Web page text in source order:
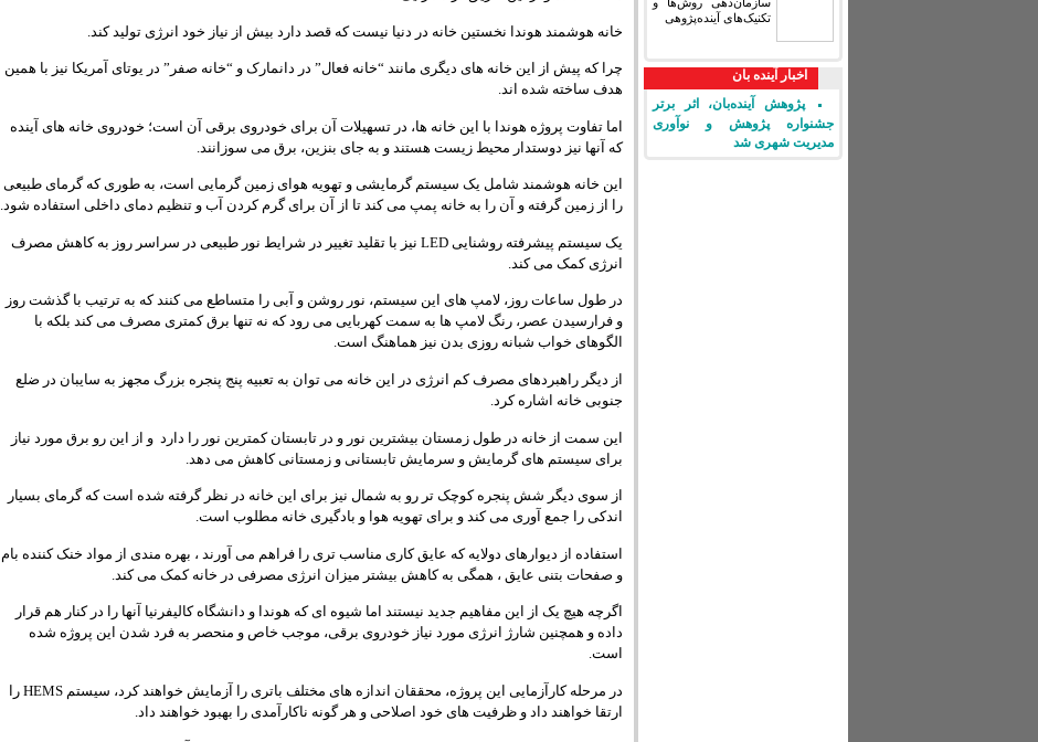
تکنیک‌های آینده‌پژوهی
اخبار آینده بان
پژوهش آینده‌بان، اثر برتر
جشنواره پژوهش و نوآوری
مدیریت شهری شد
خانه هوشمند هوندا نخستین خانه در دنیا نیست که قصد دارد بیش از نیاز خود انرژی تولید کند.
چرا که پیش از این خانه های دیگری مانند “خانه فعال” در دانمارک و “خانه صفر” در یوتای آمریکا نیز با همین
هدف ساخته شده اند.
اما تفاوت پروژه هوندا با این خانه ها، در تسهیلات آن برای خودروی برقی آن است؛ خودروی خانه های آینده
که آنها نیز دوستدار محیط زیست هستند و به جای بنزین، برق می سوزانند.
این خانه هوشمند شامل یک سیستم گرمایشی و تهویه هوای زمین گرمایی است، به طوری که گرمای طبیعی
را از زمین گرفته و آن را به خانه پمپ می کند تا از آن برای گرم کردن آب و تنظیم دمای داخلی استفاده شود.
یک سیستم پیشرفته روشنایی LED نیز با تقلید تغییر در شرایط نور طبیعی در سراسر روز به کاهش مصرف
انرژی کمک می کند.
در طول ساعات روز، لامپ های این سیستم، نور روشن و آبی را متساطع می کنند که به ترتیب با گذشت روز
و فرارسیدن عصر، رنگ لامپ ها به سمت کهربایی می رود که نه تنها برق کمتری مصرف می کند بلکه با
الگوهای خواب شبانه روزی بدن نیز هماهنگ است.
از دیگر راهبردهای مصرف کم انرژی در این خانه می توان به تعبیه پنج پنجره بزرگ مجهز به سایبان در ضلع
جنوبی خانه اشاره کرد.
این سمت از خانه در طول زمستان بیشترین نور و در تابستان کمترین نور را دارد و از این رو برق مورد نیاز
برای سیستم های گرمایش و سرمایش تابستانی و زمستانی کاهش می دهد.
از سوی دیگر شش پنجره کوچک تر رو به شمال نیز برای این خانه در نظر گرفته شده است که گرمای بسیار
اندکی را جمع آوری می کند و برای تهویه هوا و بادگیری خانه مطلوب است.
استفاده از دیوارهای دولایه که عایق کاری مناسب تری را فراهم می آورند ، بهره مندی از مواد خنک کننده بام
و صفحات بتنی عایق ، همگی به کاهش بیشتر میزان انرژی مصرفی در خانه کمک می کند.
اگرچه هیچ یک از این مفاهیم جدید نیستند اما شیوه ای که هوندا و دانشگاه کالیفرنیا آنها را در کنار هم قرار
داده و همچنین شارژ انرژی مورد نیاز خودروی برقی، موجب خاص و منحصر به فرد شدن این پروژه شده
است.
در مرحله کارآزمایی این پروژه، محققان اندازه های مختلف باتری را آزمایش خواهند کرد، سیستم HEMS را
ارتقا خواهند داد و ظرفیت های خود اصلاحی و هر گونه ناکارآمدی را بهبود خواهند داد.